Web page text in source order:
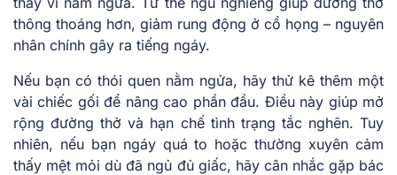
thông thoáng hơn, giảm rung động ở cổ họng – nguyên
nhân chính gây ra tiếng ngáy.
Nếu bạn có thói quen nằm ngửa, hãy thử kê thêm một
vài chiếc gối để nâng cao phần đầu. Điều này giúp mở
rộng đường thở và hạn chế tình trạng tắc nghẽn. Tuy
nhiên, nếu bạn ngáy quá to hoặc thường xuyên cảm
thấy mệt mỏi dù đã ngủ đủ giấc, hãy cân nhắc gặp bác